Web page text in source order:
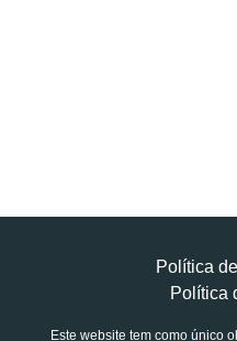
Política
Política
Este website tem como único